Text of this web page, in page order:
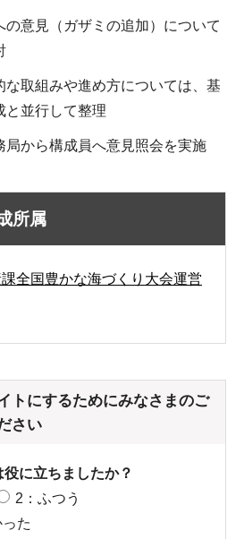
の意見（ガザミの追加）について
な取組みや進め方については、基
と並行して整理
局から構成員へ意見照会を実施
所属
全国豊かな海づくり大会運営
トにするためにみなさまのご
さい
に立ちましたか？
2：ふつう
た